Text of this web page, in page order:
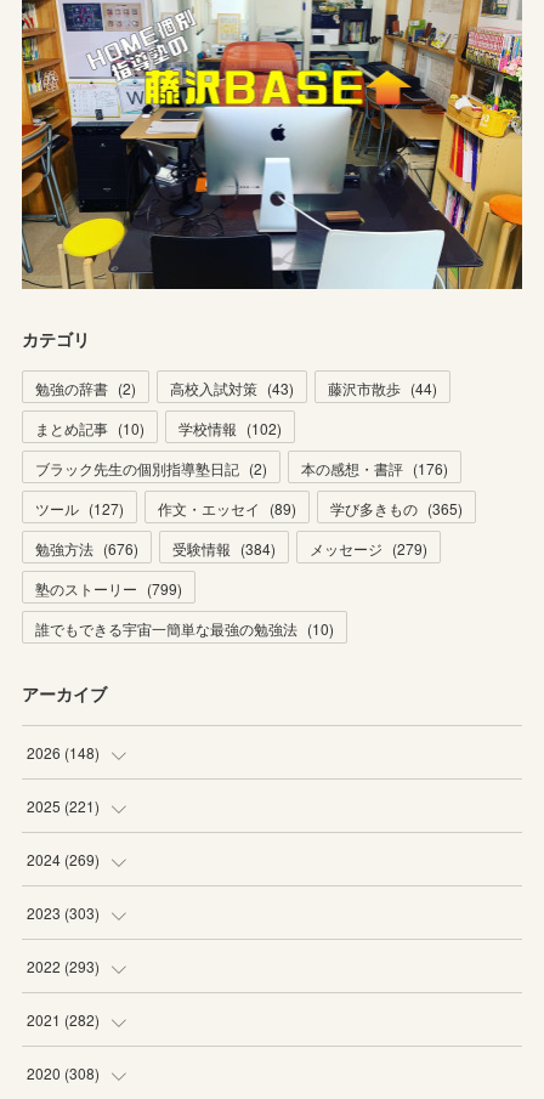
カテゴリ
勉強の辞書 (2) 高校入試対策 (43) 藤沢市散歩 (44)
まとめ記事 (10) 学校情報 (102)
ブラック先生の個別指導塾日記 (2) 本の感想・書評 (176)
ツール (127) 作文・エッセイ (89) 学び多きもの (365)
勉強方法 (676) 受験情報 (384) メッセージ (279)
塾のストーリー (799)
誰でもできる宇宙一簡単な最強の勉強法 (10)
アーカイブ
2026 (148)
(6)
(22
(20
(19
2025 (221)
(19
(20
(19
(20
2024 (269)
(16
(16
(21
(20
2023 (303)
(27
(25
(29
2022 (293)
(18
(27
2021 (282)
(19
2020 (308)